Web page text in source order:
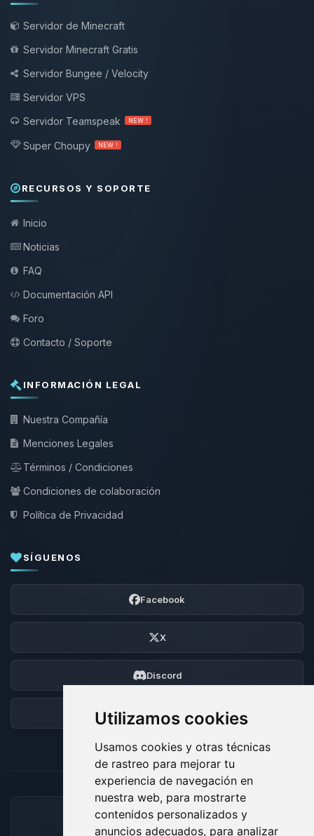
Utilizamos cookies
Usamos cookies y otras técnicas
de rastreo para mejorar tu
experiencia de navegación en
nuestra web, para mostrarte
contenidos personalizados y
anuncios adecuados, para analizar
Servidor de Minecraft
Servidor Minecraft Gratis
Servidor Bungee / Velocity
Servidor VPS
Servidor Teamspeak
NEW !
Super Choupy NEW !
RECURSOS Y SOPORTE
Inicio
Noticias
FAQ
Documentación API
Foro
Contacto / Soporte
INFORMACIÓN LEGAL
Nuestra Compañía
Menciones Legales
Términos / Condiciones
Condiciones de colaboración
Política de Privacidad
SÍGUENOS
Facebook
X
Discord
Foro
MÉTODOS DE PAGO ACEPTADOS